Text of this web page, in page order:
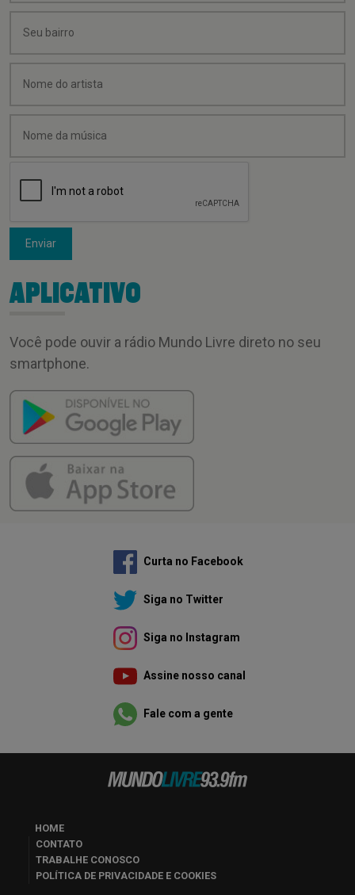
Enviar
APLICATIVO
Você pode ouvir a rádio Mundo Livre direto no seu
smartphone.
Curta no Facebook
Siga no Twitter
Siga no Instagram
Assine nosso canal
Fale com a gente
HOME
CONTATO
TRABALHE CONOSCO
POLÍTICA DE PRIVACIDADE E COOKIES